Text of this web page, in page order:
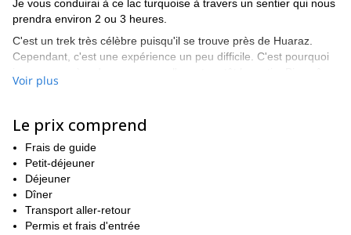
Je vous conduirai à ce lac turquoise à travers un sentier qui nous
prendra environ 2 ou 3 heures.
C'est un trek très célèbre puisqu'il se trouve près de Huaraz.
Cependant, c'est une expérience un peu difficile. C'est pourquoi
nous ferons quelques arrêts en chemin pour que vous puissiez
vous en aurez besoin. Nous pouvons également installer un
campement sur la rive du lagon une fois arrivés si vous souhaitez
passer une nuit à la lumière des étoiles.
Pour ce qui est de l'itinéraire complet, nous nous rendrons au
Village de Llupa
commençons à marcher sur un ancien chemin inca en direction
du lac. Le sentier devient un peu étroit et raide. En fait, dans une
Voir plus
Le prix comprend
Frais de guide
Petit-déjeuner
Déjeuner
Dîner
Transport aller-retour
Permis et frais d'entrée